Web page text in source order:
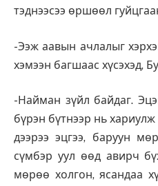
тэднээсээ өршөөл
-Ээж аавын ачлалыг
хэмээн багшаас хүсэхэд,
-Найман зүйл байдаг.
бүрэн бүтнээр нь
дээрээ эцгээ, баруун
сүмбэр уул өөд авирч
мөрөө холгон, ясандаа